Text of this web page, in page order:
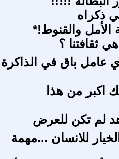
ذكراه
الأمل والقنوط!*
ثقافتنا ؟
عامل باق في الذاكرة
اكبر من هذا
لم تكن للعرض
للانسان ...مهمة